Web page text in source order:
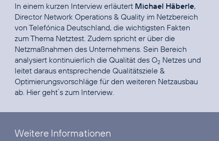
In einem kurzen Interview erläutert Michael Häberle,
Director Network Operations & Quality im Netzbereich
von Telefónica Deutschland, die wichtigsten Fakten
zum Thema Netztest. Zudem spricht er über die
Netzmaßnahmen des Unternehmens. Sein Bereich
analysiert kontinuierlich die Qualität des O2 Netzes und
leitet daraus entsprechende Qualitätsziele &
Optimierungs­vorschläge für den weiteren Netzausbau
ab. Hier geht´s zum Interview.
Weitere Informationen